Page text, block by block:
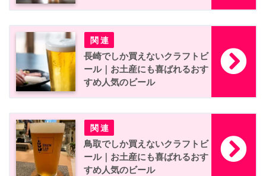
長崎でしか買えないクラフトビ
ール｜お土産にも喜ばれるおす
すめ人気のビール
鳥取でしか買えないクラフトビ
ール｜お土産にも喜ばれるおす
すめ人気のビール